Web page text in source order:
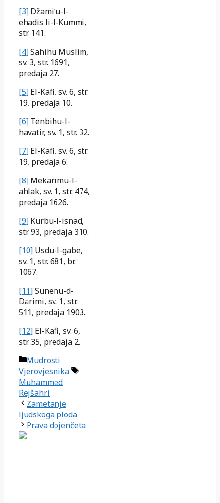
[3] Džami‘u-l-
ehadis li-l-Kummi,
str. 141.
[4]Sahihu Muslim,
sv. 3, str. 1691,
predaja 27.
[5] El-Kafi, sv. 6, str.
19, predaja 10.
[6] Tenbihu-l-
havatir, sv. 1, str. 32.
[7] El-Kafi, sv. 6, str.
19, predaja 6.
[8] Mekarimu-l-
ahlak, sv. 1, str. 474,
predaja 1626.
[9] Kurbu-l-isnad,
str. 93, predaja 310.
[10] Usdu-l-gabe,
sv. 1, str. 681, br.
1067.
[11]Sunenu-d-
Darimi, sv. 1, str.
511, predaja 1903.
[12] El-Kafi, sv. 6,
str. 35, predaja 2.
Kategorije
Mudrosti
Vjerovjesnika
Oznake
Muhammed
Rejšahri
Zametanje
ljudskoga ploda
Prava dojenčeta